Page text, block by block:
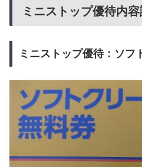
ミニストップ優待内容
ミニストップ優待：ソフ